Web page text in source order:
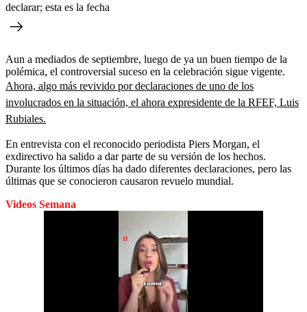
declarar; esta es la fecha
Aun a mediados de septiembre, luego de ya un buen tiempo de la
polémica, el controversial suceso en la celebración sigue vigente.
Ahora, algo más revivido por declaraciones de uno de los
involucrados en la situación, el ahora expresidente de la RFEF, Luis
Rubiales.
En entrevista con el reconocido periodista Piers Morgan, el
exdirectivo ha salido a dar parte de su versión de los hechos.
Durante los últimos días ha dado diferentes declaraciones, pero las
últimas que se conocieron causaron revuelo mundial.
Videos Semana